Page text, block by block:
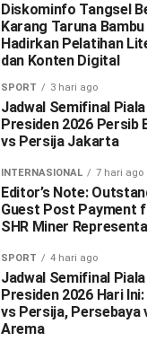
Diskominfo Tangsel
Karang Taruna
Hadirkan Pelatihan
dan Konten Digital
SPORT 3 hari ago
Jadwal Semifinal Piala
Presiden 2026 Persib
vs Persija Jakarta
INTERNASIONAL 7 hari ago
Editor’s Note:
Guest Post Payment
SHR Miner
SPORT 4 hari ago
Jadwal Semifinal Piala
Presiden 2026 Hari
vs Persija, Persebaya
Arema